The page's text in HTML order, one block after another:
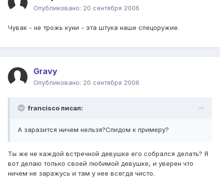
Опубликовано: 20 сентября 2006
Чувак - не трожь куни - эта штука наше спецоружие.
Gravy
Опубликовано: 20 сентября 2006
francisco писал:
А заразится ничем нельзя?Спидом к примеру?
Ты же не каждой встречной девушке его собрался делать? Я
вот делаю только своей любимой девушке, и уверен что
ничем не заражусь и там у нее всегда чисто.